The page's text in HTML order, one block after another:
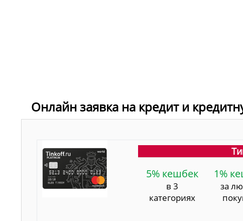
Онлайн заявка на кредит и
5% кешбек
в 3
категориях
1%
за